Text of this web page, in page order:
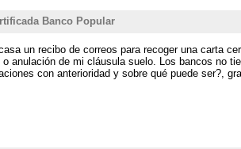
Banco Popular
un recibo de correos para recoger una carta
anulación de mi cláusula suelo. Los bancos no
con anterioridad y sobre qué puede ser?,